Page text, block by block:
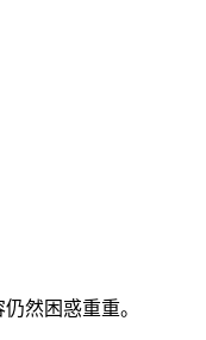
然困惑重重。